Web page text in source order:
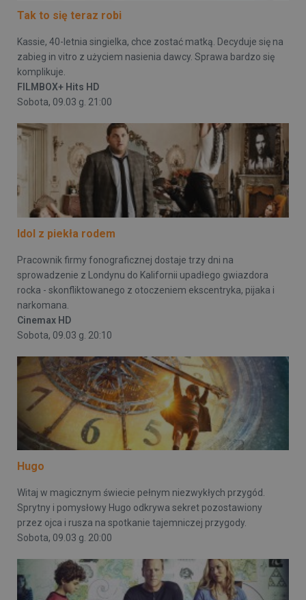
Tak to się teraz robi
Kassie, 40-letnia singielka, chce zostać matką. Decyduje się na
zabieg in vitro z użyciem nasienia dawcy. Sprawa bardzo się
komplikuje.
FILMBOX+ Hits HD
Sobota, 09.03 g. 21:00
Idol z piekła rodem
Pracownik firmy fonograficznej dostaje trzy dni na
sprowadzenie z Londynu do Kalifornii upadłego gwiazdora
rocka - skonfliktowanego z otoczeniem ekscentryka, pijaka i
narkomana.
Cinemax HD
Sobota, 09.03 g. 20:10
Hugo
Witaj w magicznym świecie pełnym niezwykłych przygód.
Sprytny i pomysłowy Hugo odkrywa sekret pozostawiony
przez ojca i rusza na spotkanie tajemniczej przygody.
Sobota, 09.03 g. 20:00